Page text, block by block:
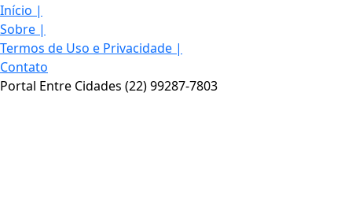
Início |
Sobre |
Termos de Uso e Privacidade |
Contato
Portal Entre Cidades (22) 99287-7803